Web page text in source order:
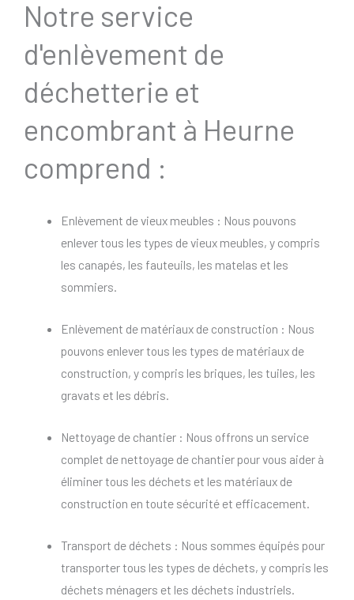
Notre service
d'enlèvement de
déchetterie et
encombrant à Heurne
comprend :
Enlèvement de vieux meubles : Nous pouvons
enlever tous les types de vieux meubles, y compris
les canapés, les fauteuils, les matelas et les
sommiers.
Enlèvement de matériaux de construction : Nous
pouvons enlever tous les types de matériaux de
construction, y compris les briques, les tuiles, les
gravats et les débris.
Nettoyage de chantier : Nous offrons un service
complet de nettoyage de chantier pour vous aider à
éliminer tous les déchets et les matériaux de
construction en toute sécurité et efficacement.
Transport de déchets : Nous sommes équipés pour
transporter tous les types de déchets, y compris les
déchets ménagers et les déchets industriels.